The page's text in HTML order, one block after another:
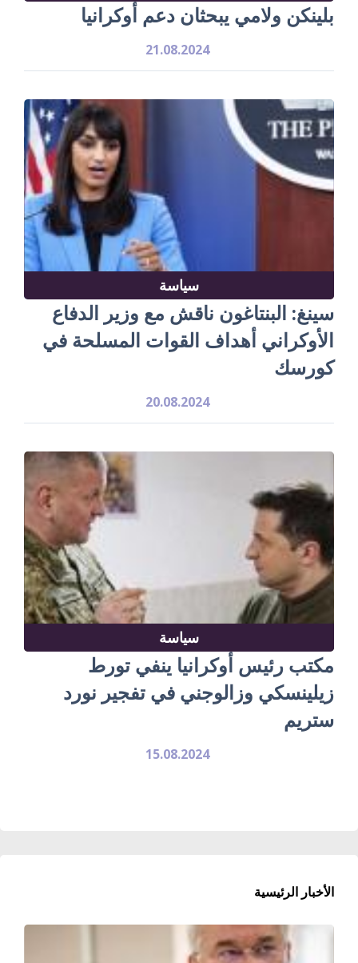
بلينكن ولامي يبحثان دعم أوكرانيا
21.08.2024
سياسة
سينغ: البنتاغون ناقش مع وزير الدفاع
الأوكراني أهداف القوات المسلحة في
كورسك
20.08.2024
سياسة
مكتب رئيس أوكرانيا ينفي تورط
زيلينسكي وزالوجني في تفجير نورد
ستريم
15.08.2024
الأخبار الرئيسية